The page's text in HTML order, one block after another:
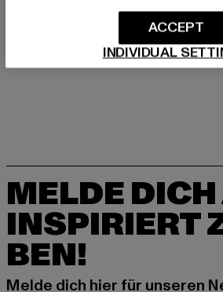
LIEFERUNG & RÜCKGABE
MELDE
INSPIRIERT
BEN!
Melde dich hier für unseren
INDIVIDUAL
ACCEPT